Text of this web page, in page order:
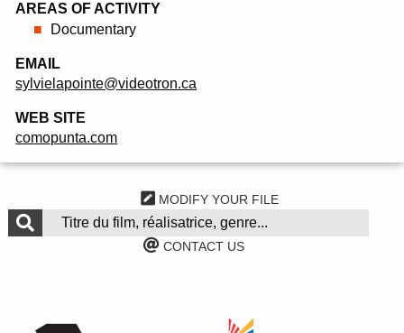
AREAS OF ACTIVITY
Documentary
EMAIL
sylvielapointe@videotron.ca
WEB SITE
comopunta.com
MODIFY YOUR FILE
CONTACT US